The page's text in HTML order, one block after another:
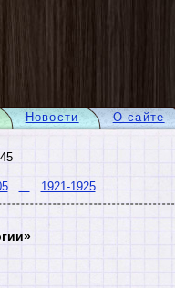
О сайте
Новости
1921-1925